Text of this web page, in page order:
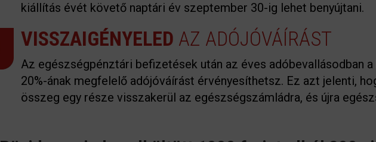
kiállítás évét követő naptári év szeptember 30-ig lehet benyújtani.
VISSZAIGÉNYELED AZ ADÓJÓVÁÍRÁST
Az egészségpénztári befizetések után az éves adóbevallásodban
20%-ának megfelelő adójóváírást érvényesíthetsz. Ez azt jelenti,
összeg egy része visszakerül az egészségszámládra, és újra